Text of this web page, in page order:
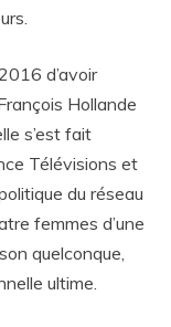
d’avoir
Hollande
s’est fait
Télévisions et
du réseau
femmes d’une
quelconque,
ultime.